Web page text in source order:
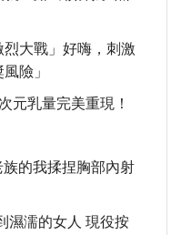
大戰」好嗨，刺激
險」
元乳量完美重現！
的我揉捏胸部內射
濕濡的女人 現役按